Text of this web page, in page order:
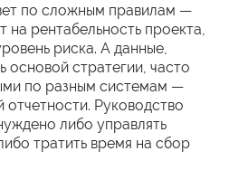
по сложным правилам —
на рентабельность проекта,
риска. А данные,
основой стратегии, часто
по разным системам —
отчетности. Руководство
либо управлять
тратить время на сбор